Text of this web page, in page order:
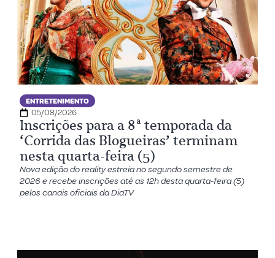
ENTRETENIMENTO
05/08/2026
Inscrições para a 8ª temporada da
‘Corrida das Blogueiras’ terminam
nesta quarta-feira (5)
Nova edição do reality estreia no segundo semestre de
2026 e recebe inscrições até as 12h desta quarta-feira (5)
pelos canais oficiais da DiaTV